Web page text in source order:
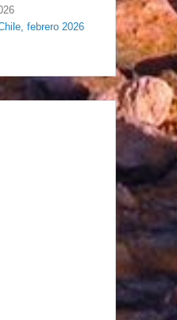
febrero 2026